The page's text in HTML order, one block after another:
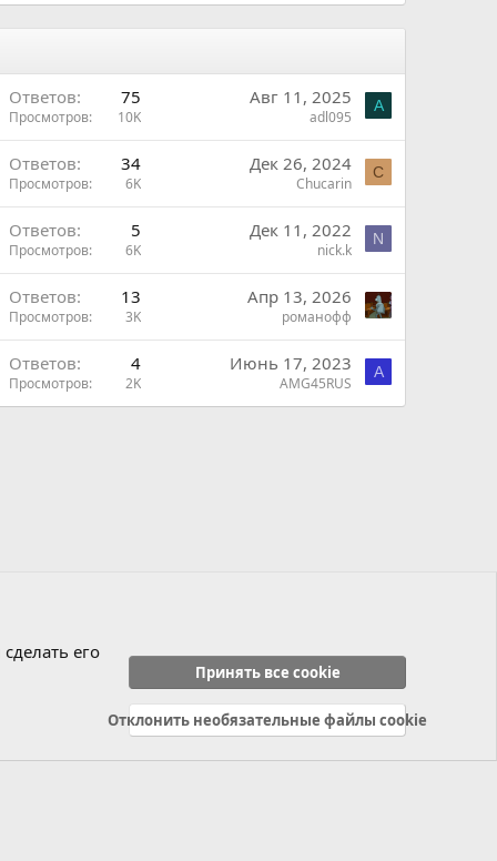
Ответов 75
Просмотров 10K
Авг 11, 2025
adl095
A
Ответов 34
Просмотров 6K
Дек 26, 2024
Chucarin
C
Ответов 5
Просмотров 6K
Дек 11, 2022
nick.k
N
Ответов 13
Просмотров 3K
Апр 13, 2026
романофф
Ответов 4
Просмотров 2K
Июнь 17, 2023
AMG45RUS
A
Политика конфиденциальности Справка Главная
R
его
Принять все cookie
Отклонить необязательные файлы cookie